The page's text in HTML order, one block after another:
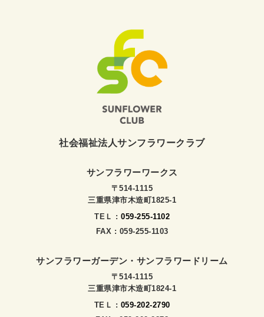
社会福祉法人サンフラワークラブ
サンフラワーワークス
〒514-1115
三重県津市木造町1825-1
TEＬ : 059-255-1102
FAX : 059-255-1103
サンフラワーガーデン・サンフラワードリーム
〒514-1115
三重県津市木造町1824-1
TEＬ : 059-202-2790